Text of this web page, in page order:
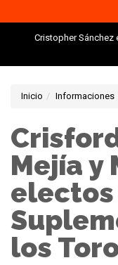
Cristopher Sánchez
Inicio Informaciones
Mejía y
los